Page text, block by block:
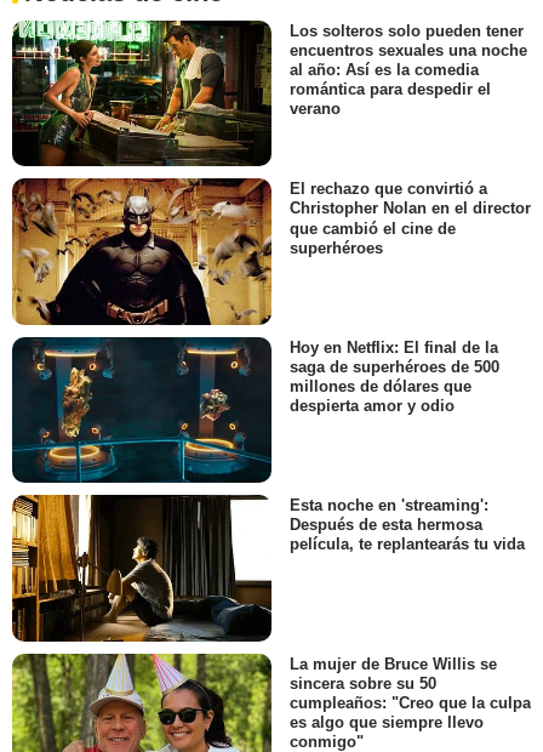
Los solteros solo pueden tener
encuentros sexuales una noche
al año: Así es la comedia
romántica para despedir el
verano
El rechazo que convirtió a
Christopher Nolan en el director
que cambió el cine de
superhéroes
Hoy en Netflix: El final de la
saga de superhéroes de 500
millones de dólares que
despierta amor y odio
Esta noche en 'streaming':
Después de esta hermosa
película, te replantearás tu vida
La mujer de Bruce Willis se
sincera sobre su 50
cumpleaños: "Creo que la culpa
es algo que siempre llevo
conmigo"